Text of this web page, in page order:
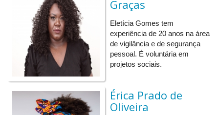
QUARTA (25/11/2020) - Luta contra a Violência
09h-10h30:Palestra: As várias faces da violência.
Convidada Neiva Flávia de Oliveira.
13h-15h:Roda de conversa - Violência, gênero e
transfobia.
Convidadas Natania Borges e Iusley da Mata
Encerramento.
Graças
Eletícia Gomes tem
experiência de 20 anos na área
de vigilância e de segurança
pessoal. É voluntária em
projetos sociais.
Érica Prado de
Oliveira